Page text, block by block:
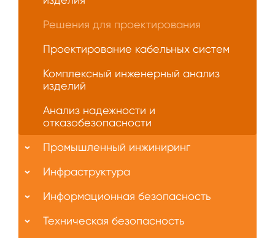
Решения для проектирования
Проектирование кабельных систем
Комплексный инженерный анализ
изделий
Анализ надежности и
отказобезопасности
Промышленный инжиниринг
Инфраструктура
Информационная безопасность
Техническая безопасность